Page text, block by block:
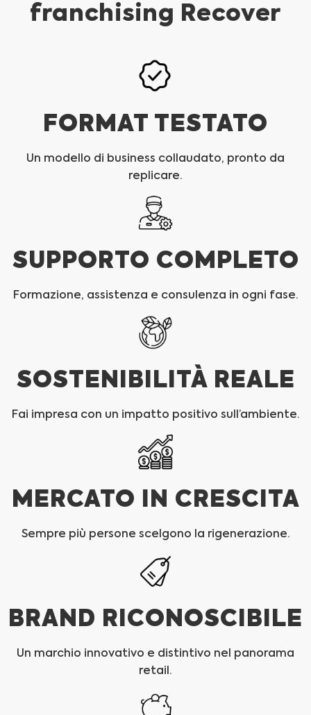
franchising Recover
FORMAT TESTATO
Un modello di business collaudato, pronto da
replicare.
SUPPORTO COMPLETO
Formazione, assistenza e consulenza in ogni fase.
SOSTENIBILITÀ REALE
Fai impresa con un impatto positivo sull’ambiente.
MERCATO IN CRESCITA
Sempre più persone scelgono la rigenerazione.
BRAND RICONOSCIBILE
Un marchio innovativo e distintivo nel panorama
retail.